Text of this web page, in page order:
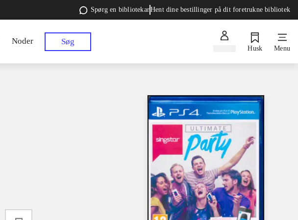
Spørg en bibliotekarHent dine bestillinger på dit foretrukne bibliotek
Noder Søg
Husk Menu